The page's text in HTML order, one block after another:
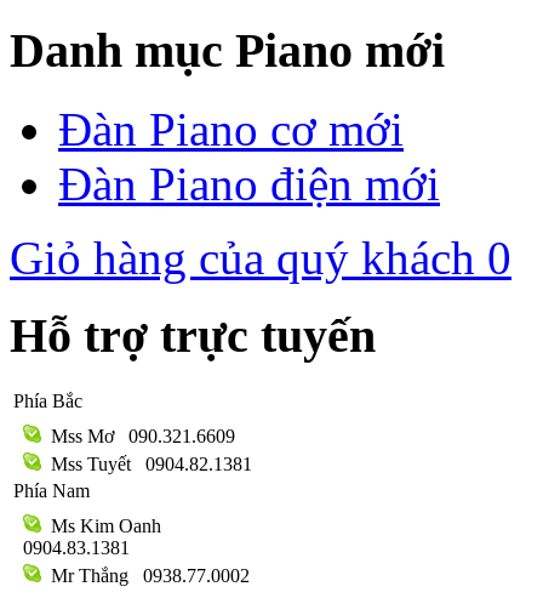
Danh mục Piano mới
Đàn Piano cơ mới
Đàn Piano điện mới
Giỏ hàng của quý khách 0
Hỗ trợ trực tuyến
Phía Bắc
Mss Mơ
090.321.6609
Mss Tuyết
0904.82.1381
Phía Nam
Ms Kim Oanh
0904.83.1381
Mr Thắng
0938.77.0002